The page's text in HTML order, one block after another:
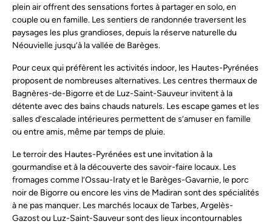
plein air offrent des sensations fortes à partager en solo, en
couple ou en famille. Les sentiers de randonnée traversent les
paysages les plus grandioses, depuis la réserve naturelle du
Néouvielle jusqu’à la vallée de Barèges.
Pour ceux qui préfèrent les activités indoor, les Hautes-Pyrénées
proposent de nombreuses alternatives. Les centres thermaux de
Bagnères-de-Bigorre et de Luz-Saint-Sauveur invitent à la
détente avec des bains chauds naturels. Les escape games et les
salles d’escalade intérieures permettent de s’amuser en famille
ou entre amis, même par temps de pluie.
Le terroir des Hautes-Pyrénées est une invitation à la
gourmandise et à la découverte des savoir-faire locaux. Les
fromages comme l’Ossau-Iraty et le Barèges-Gavarnie, le porc
noir de Bigorre ou encore les vins de Madiran sont des spécialités
à ne pas manquer. Les marchés locaux de Tarbes, Argelès-
Gazost ou Luz-Saint-Sauveur sont des lieux incontournables